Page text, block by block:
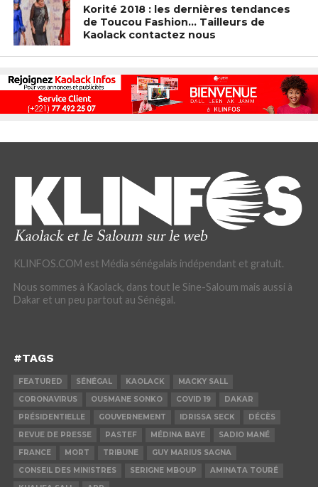
Korité 2018 : les dernières tendances
de Toucou Fashion… Tailleurs de
Kaolack contactez nous
KLINFOS.COM est Média sénégalais indépendant et gratuit.
Nous sommes à Kaolack, dans tout le Sine-Saloum mais aussi à
Dakar et un peu partout au Sénégal.
#TAGS
FEATURED SÉNÉGAL KAOLACK
MACKY SALL
CORONAVIRUS
OUSMANE SONKO COVID 19
DAKAR
PRÉSIDENTIELLE
GOUVERNEMENT IDRISSA SECK
DÉCÈS
REVUE DE PRESSE
PASTEF MÉDINA BAYE
SADIO MANÉ
FRANCE
MORT TRIBUNE
GUY MARIUS SAGNA
CONSEIL DES MINISTRES
SERIGNE MBOUP
AMINATA TOURÉ